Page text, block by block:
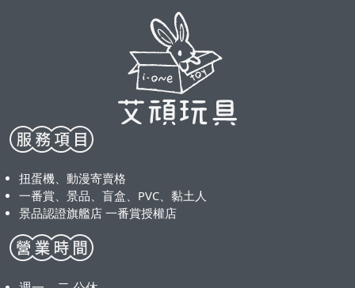
扭蛋機、動漫寄賣格
一番賞、景品、盲盒、PVC、黏土人
景品認證旗艦店 一番賞授權店